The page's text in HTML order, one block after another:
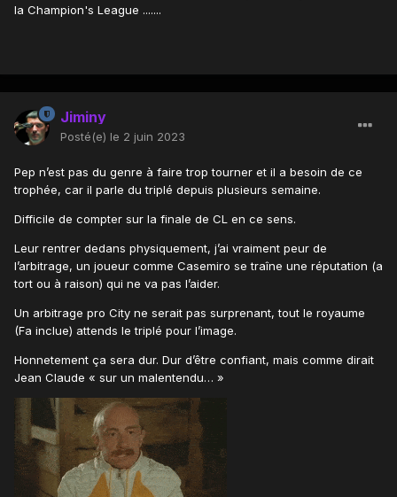
la Champion's League .......
Jiminy
Posté(e) le 2 juin 2023
Pep n’est pas du genre à faire trop tourner et il a besoin de ce
trophée, car il parle du triplé depuis plusieurs semaine.
Difficile de compter sur la finale de CL en ce sens.
Leur rentrer dedans physiquement, j’ai vraiment peur de
l’arbitrage, un joueur comme Casemiro se traîne une réputation (a
tort ou à raison) qui ne va pas l’aider.
Un arbitrage pro City ne serait pas surprenant, tout le royaume
(Fa inclue) attends le triplé pour l’image.
Honnetement ça sera dur. Dur d’être confiant, mais comme dirait
Jean Claude « sur un malentendu… »